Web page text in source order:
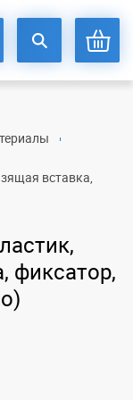
вставка,
фиксатор,